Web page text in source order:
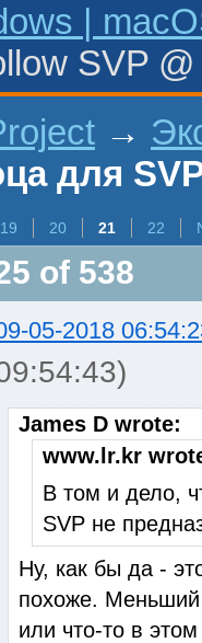
|
SVP
→
для
19 20 21 22
of 538
05-2018
James D wrote:
www.lr.kr
В том и дело,
SVP не
Ну, как бы да -
похоже. Меньший
или что-то в